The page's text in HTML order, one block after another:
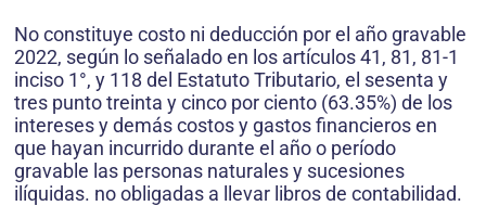
No constituye costo ni deducción por el año gravable
2022, según lo señalado en los artículos 41, 81, 81-1
inciso 1°, y 118 del Estatuto Tributario, el sesenta y
tres punto treinta y cinco por ciento (63.35%) de los
intereses y demás costos y gastos financieros en
que hayan incurrido durante el año o período
gravable las personas naturales y sucesiones
ilíquidas. no obligadas a llevar libros de contabilidad.